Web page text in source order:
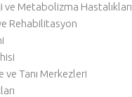
ve Metabolizma Hastalıkları
Rehabilitasyon
Tanı Merkezleri